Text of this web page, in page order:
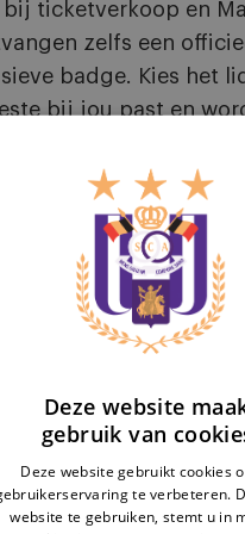
ticketverkoop en
zelfs een
badge. Kies het
bij jou past en
meer met
toegang tot Mauve TV
Silver
Deze website
gebruik van
Deze website gebruikt cookies
te verbeteren.
website te gebruiken, stemt u in